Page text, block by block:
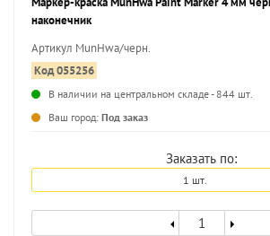
наконечник
Артикул MunHwa/черн.
Код 055256
В наличии на центральном складе - 844 шт.
Ваш город: Под заказ
Заказать по:
1 шт.